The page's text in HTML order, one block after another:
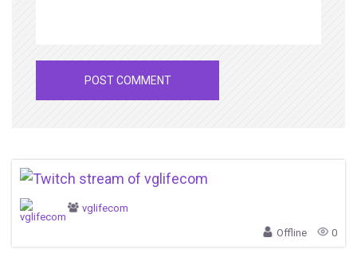
vglifecom
Offline 0